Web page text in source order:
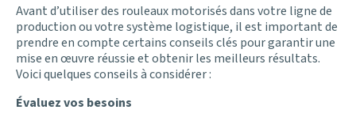
Avant d’utiliser des rouleaux motorisés dans votre ligne de
production ou votre système logistique, il est important de
prendre en compte certains conseils clés pour garantir une
mise en œuvre réussie et obtenir les meilleurs résultats.
Voici quelques conseils à considérer :
Évaluez vos besoins